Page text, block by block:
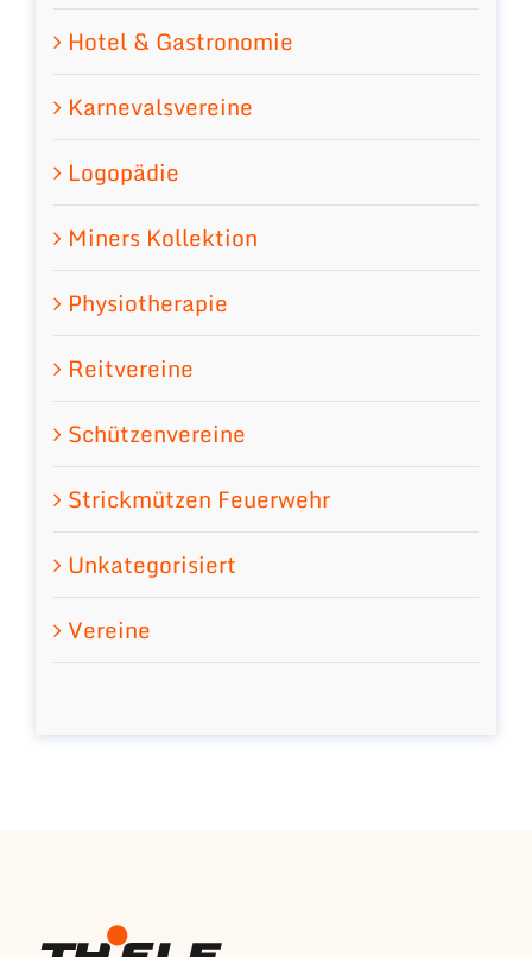
Hotel & Gastronomie
Karnevalsvereine
Logopädie
Miners Kollektion
Physiotherapie
Reitvereine
Schützenvereine
Strickmützen Feuerwehr
Unkategorisiert
Vereine